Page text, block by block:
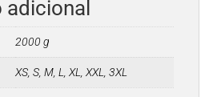
2000 g
XS, S, M, L, XL, XXL, 3XL